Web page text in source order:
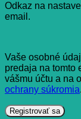
Odkaz na
email.
Vaše osobné
predaja na tomto
vášmu účtu a na
ochrany súkromia.
Registrovať sa